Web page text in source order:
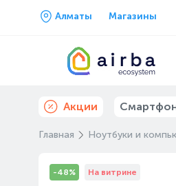
Алматы Магазины
Акции
Главная Ноутбуки и
-48% На витрине